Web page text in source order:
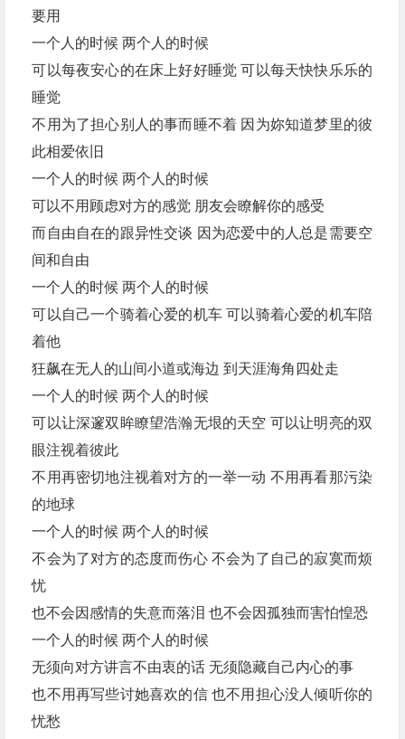
要用
一个人的时候 两个人的时候
可以每夜安心的在床上好好睡觉 可以每天快快乐乐的
睡觉
不用为了担心别人的事而睡不着 因为妳知道梦里的彼
此相爱依旧
一个人的时候 两个人的时候
可以不用顾虑对方的感觉 朋友会瞭解你的感受
而自由自在的跟异性交谈 因为恋爱中的人总是需要空
间和自由
一个人的时候 两个人的时候
可以自己一个骑着心爱的机车 可以骑着心爱的机车陪
着他
狂飙在无人的山间小道或海边 到天涯海角四处走
一个人的时候 两个人的时候
可以让深邃双眸瞭望浩瀚无垠的天空 可以让明亮的双
眼注视着彼此
不用再密切地注视着对方的一举一动 不用再看那污染
的地球
一个人的时候 两个人的时候
不会为了对方的态度而伤心 不会为了自己的寂寞而烦
忧
也不会因感情的失意而落泪 也不会因孤独而害怕惶恐
一个人的时候 两个人的时候
无须向对方讲言不由衷的话 无须隐藏自己内心的事
也不用再写些讨她喜欢的信 也不用担心没人倾听你的
忧愁